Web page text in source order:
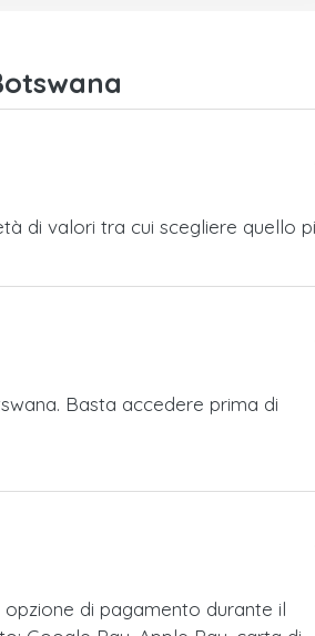
di valori tra cui scegliere quello
Basta accedere prima di
di pagamento durante il